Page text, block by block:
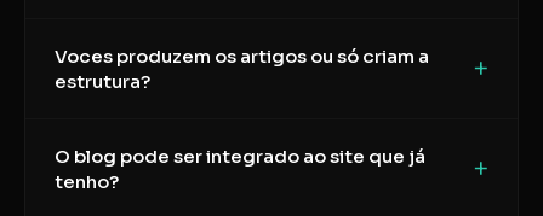
Voces produzem os artigos ou só criam a
estrutura?
+
O blog pode ser integrado ao site que já
tenho?
+